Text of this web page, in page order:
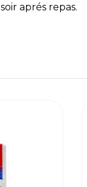
aprés repas.